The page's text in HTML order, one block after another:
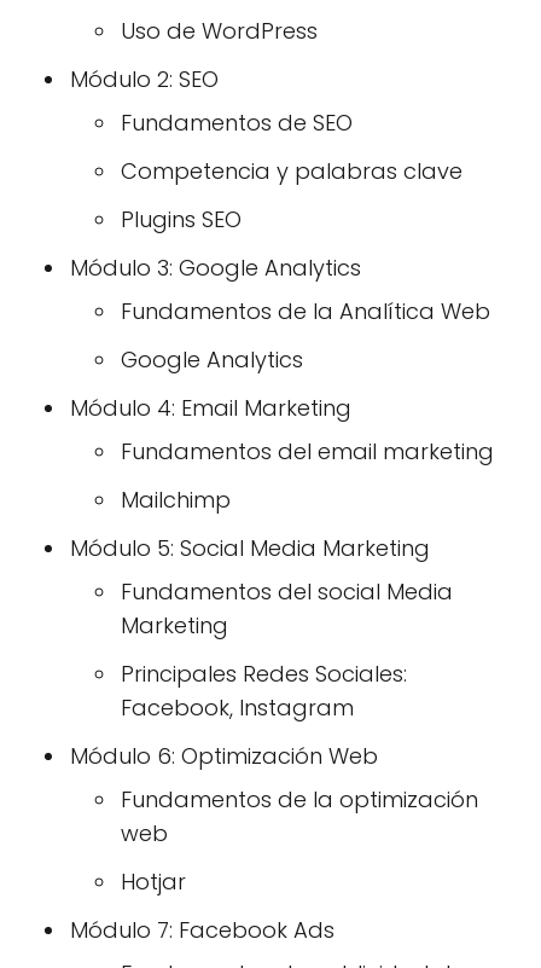
Uso de WordPress
Módulo 2: SEO
Fundamentos de SEO
Competencia y palabras clave
Plugins SEO
Módulo 3: Google Analytics
Fundamentos de la Analítica Web
Google Analytics
Módulo 4: Email Marketing
Fundamentos del email marketing
Mailchimp
Módulo 5: Social Media Marketing
Fundamentos del social Media
Marketing
Principales Redes Sociales:
Facebook, Instagram
Módulo 6: Optimización Web
Fundamentos de la optimización
web
Hotjar
Módulo 7: Facebook Ads